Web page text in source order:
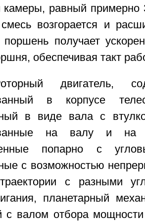
камеры, равный примерно
возгорается и
поршень получает
обеспечивая такт
двигатель,
в корпусе
в виде вала с
на валу и на
попарно с
с возможностью
с разными
планетарный
с валом отбора